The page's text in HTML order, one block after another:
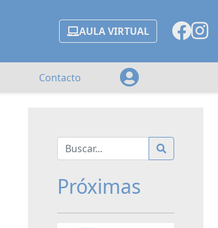
AULA VIRTUAL
Contacto
Próximas